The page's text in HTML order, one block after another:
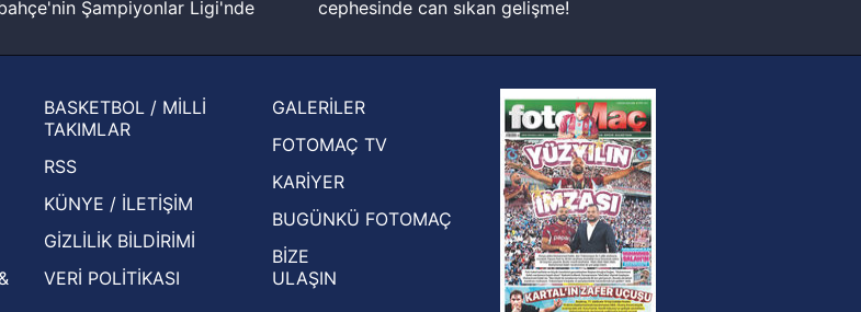
Şampiyonlar Ligi'nde
elerlerse...
gündem olan manşetler!
UEFA Avrupa Ligi'nde 3. Ön
Turu muhtemel rakipleri belli oldu!
cephesinde can sıkan gelişme!
Hernan Crespo, Meksika Ligi
ekiplerinden Atlas'ın yeni teknik direktörü
oldu
BASKETBOL / MİLLİ
TAKIMLAR
RSS
KÜNYE / İLETİŞİM
GİZLİLİK BİLDİRİMİ
VERİ POLİTİKASI
GALERİLER
FOTOMAÇ TV
KARİYER
BUGÜNKÜ FOTOMAÇ
BİZE
ULAŞIN